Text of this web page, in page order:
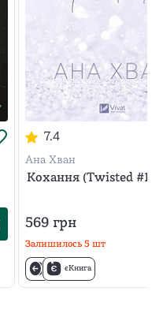
7.4
Ана Хван
Кохання (Twisted #1)
569грн
Залишилось 5шт
єКнига